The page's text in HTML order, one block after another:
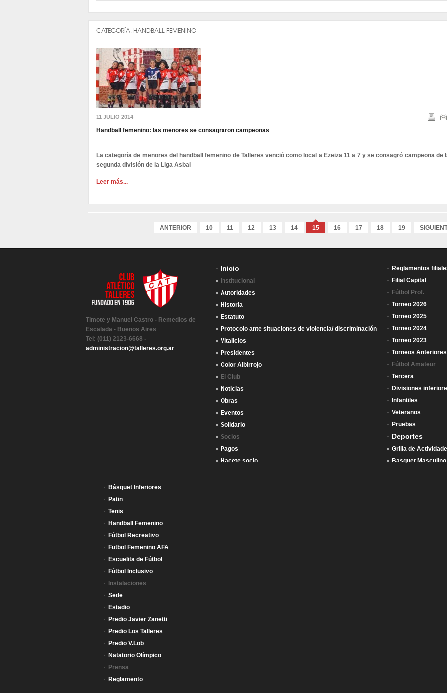
CATEGORÍA: HANDBALL FEMENINO
11 JULIO 2014
Handball femenino: las menores se consagraron campeonas
La categoría de menores del handball femenino de Talleres venció como local a Ezeiza 11 a 7 y se consagró campeona de
segunda división de la Liga Asbal
Leer más...
ANTERIOR 10 11 12 13 14 15 16 17 18 19
Timote y Manuel Castro - Remedios de
Escalada - Buenos Aires
Tel: (011) 2123-6668 -
administracion@talleres.org.ar
Inicio
Institucional
Autoridades
Historia
Estatuto
Protocolo ante situaciones de violencia/ discriminación
Vitalicios
Presidentes
Color Albirrojo
El Club
Noticias
Obras
Eventos
Solidario
Socios
Pagos
Hacete socio
Reglamentos
Filial Capital
Fútbol Prof.
Torneo 2026
Torneo 2025
Torneo 2024
Torneo 2023
Torneos Anteriores
Fútbol Amateur
Tercera
Divisiones
Infantiles
Veteranos
Pruebas
Deportes
Grilla de
Basquet Masculino
Básquet Inferiores
Patin
Tenis
Handball Femenino
Fútbol Recreativo
Futbol Femenino AFA
Escuelita de Fútbol
Fútbol Inclusivo
Instalaciones
Sede
Estadio
Predio Javier Zanetti
Predio Los Talleres
Predio V.Lob
Natatorio Olímpico
Prensa
Reglamento